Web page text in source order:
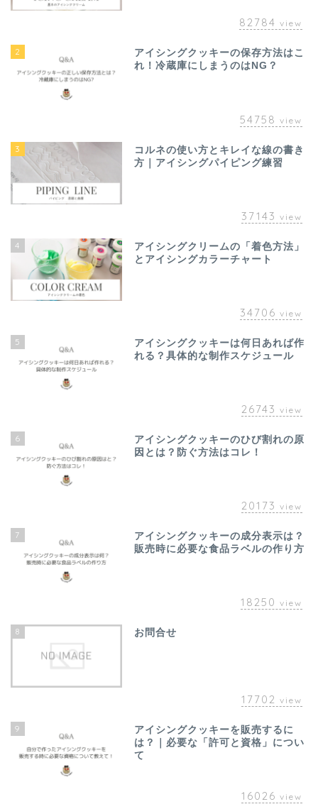
82784 view
2
アイシングクッキーの保存方法はこ
れ！冷蔵庫にしまうのはNG？
54758 view
3
コルネの使い方とキレイな線の書き
方｜アイシングパイピング練習
37143 view
4
アイシングクリームの「着色方法」
とアイシングカラーチャート
34706 view
5
アイシングクッキーは何日あれば作
れる？具体的な制作スケジュール
26743 view
6
アイシングクッキーのひび割れの原
因とは？防ぐ方法はコレ！
20173 view
7
アイシングクッキーの成分表示は？
販売時に必要な食品ラベルの作り方
18250 view
8 お問合せ
17702 view
9
アイシングクッキーを販売するに
は？｜必要な「許可と資格」につい
て
16026 view